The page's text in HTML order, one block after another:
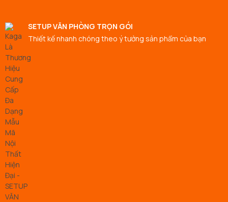
SETUP VĂN PHÒNG TRỌN GÓI
Thiết kế nhanh chóng theo ý tưởng sản phẩm của bạn